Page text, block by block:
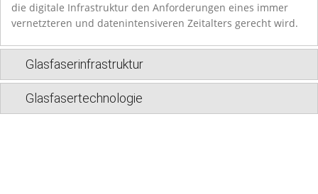
die digitale Infrastruktur den Anforderungen eines immer
vernetzteren und datenintensiveren Zeitalters gerecht wird.
Glasfaserinfrastruktur
Glasfasertechnologie